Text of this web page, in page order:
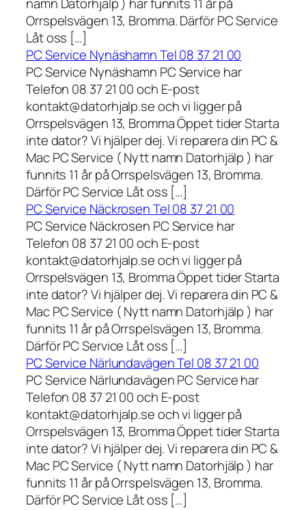
namn Datorhjälp ) har funnits 11 år på
Orrspelsvägen 13, Bromma. Därför PC Service
Låt oss […]
PC Service Nynäshamn Tel 08 37 21 00
PC Service Nynäshamn PC Service har
Telefon 08 37 21 00 och E-post
kontakt@datorhjalp.se och vi ligger på
Orrspelsvägen 13, Bromma Öppet tider Starta
inte dator? Vi hjälper dej. Vi reparera din PC &
Mac PC Service ( Nytt namn Datorhjälp ) har
funnits 11 år på Orrspelsvägen 13, Bromma.
Därför PC Service Låt oss […]
PC Service Näckrosen Tel 08 37 21 00
PC Service Näckrosen PC Service har
Telefon 08 37 21 00 och E-post
kontakt@datorhjalp.se och vi ligger på
Orrspelsvägen 13, Bromma Öppet tider Starta
inte dator? Vi hjälper dej. Vi reparera din PC &
Mac PC Service ( Nytt namn Datorhjälp ) har
funnits 11 år på Orrspelsvägen 13, Bromma.
Därför PC Service Låt oss […]
PC Service Närlundavägen Tel 08 37 21 00
PC Service Närlundavägen PC Service har
Telefon 08 37 21 00 och E-post
kontakt@datorhjalp.se och vi ligger på
Orrspelsvägen 13, Bromma Öppet tider Starta
inte dator? Vi hjälper dej. Vi reparera din PC &
Mac PC Service ( Nytt namn Datorhjälp ) har
funnits 11 år på Orrspelsvägen 13, Bromma.
Därför PC Service Låt oss […]